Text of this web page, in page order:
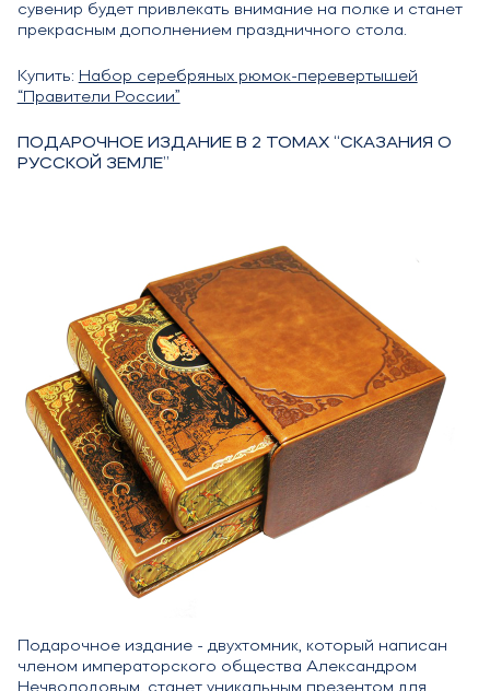
сувенир будет привлекать внимание на полке и станет
прекрасным дополнением праздничного стола.
Купить: Набор серебряных рюмок-перевертышей
“Правители России”
ПОДАРОЧНОЕ ИЗДАНИЕ В 2 ТОМАХ “СКАЗАНИЯ О
РУССКОЙ ЗЕМЛЕ”
Подарочное издание - двухтомник, который написан
членом императорского общества Александром